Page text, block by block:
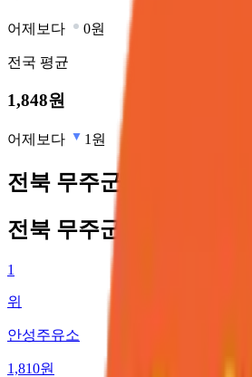
어제보다 0원
전국 평균
1,848원
어제보다 1원
전북 무주군 최저가 주유소
전북 무주군 최저가 주유소
1
위
안성주유소
1,810원